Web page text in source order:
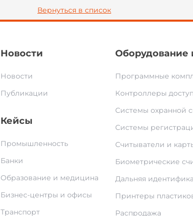
Вернуться в список
Новости
Новости
Публикации
Кейсы
Промышленность
Банки
Образование и медицина
Бизнес-центры и офисы
Транспорт
Оборудование
Программные
Контроллеры
Системы охранной
Системы
Считыватели и
Биометрические
Дальняя
Принтеры
Распродажа